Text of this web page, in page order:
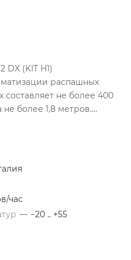
DX (KIT H1)
распашных
составляет не более 400
более 1,8 метров.
составляет 18
радиомодуль с
и правый), плата
час
— −20 .. +55